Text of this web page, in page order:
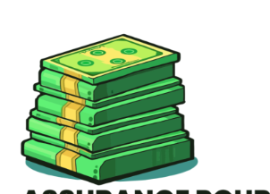
content